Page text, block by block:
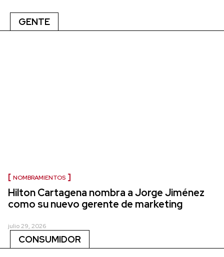
GENTE
NOMBRAMIENTOS
Hilton Cartagena nombra a Jorge Jiménez
como su nuevo gerente de marketing
julio 29, 2026
CONSUMIDOR